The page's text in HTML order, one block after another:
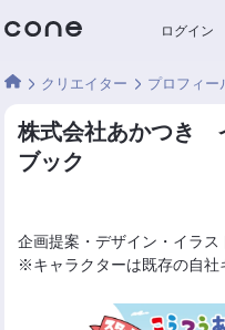
ログイン
クリエイター プロフィー
株式会社あかつき
ブック
企画提案・デザイン・イラス
※キャラクターは既存の自社